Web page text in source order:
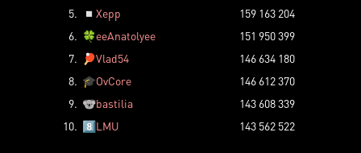
5.
◽ Xepp
159 163 204
6. 🍀eeAnatolyee
151 950 399
7.
🏓Vlad54
146 634 180
8. 🎓OvCore
146 612 370
9. 🐨bastilia
143 608 339
10. 8️⃣LMU 143 562 522